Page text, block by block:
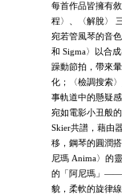
每首作品皆擁有
程〉、〈解脫〉
宛若管風琴的音
和 Sigma〉以合
躁動節拍，帶來
化；〈檢調搜索
事軌道中的懸疑
宛如電影小丑般
Skier共譜，藉由
移，鋼琴的圓潤
尼瑪 Anima〉的
的「阿尼瑪」——
貌，柔軟的旋律